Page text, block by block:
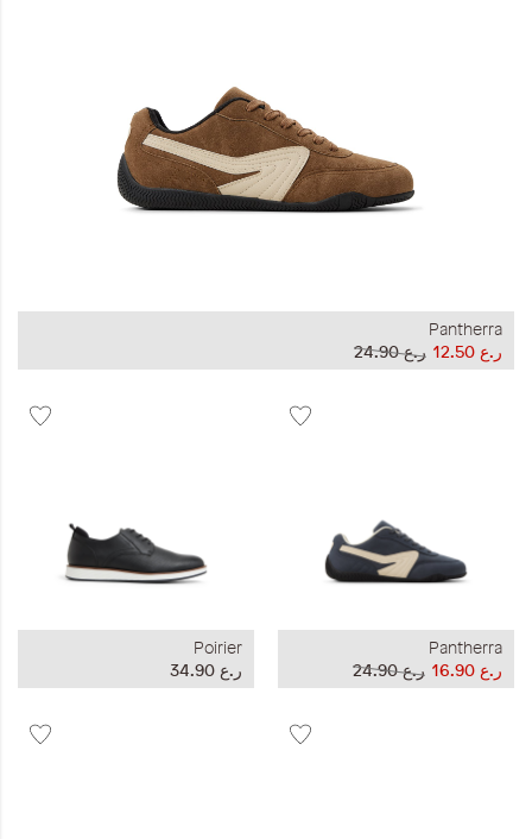
Pantherra
ر.ع 24.90
ر.ع 12.50
Pantherra
ر.ع 24.90
ر.ع 16.90
Poirier
ر.ع 34.90